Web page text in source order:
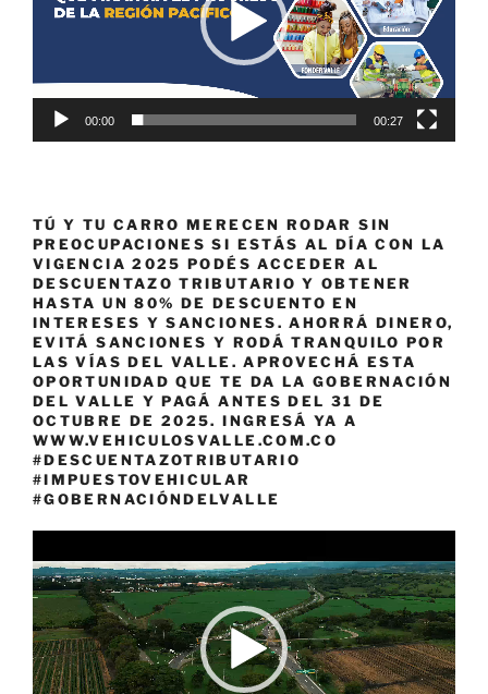
00:00 00:27
TÚ Y TU CARRO MERECEN RODAR SIN
PREOCUPACIONES SI ESTÁS AL DÍA CON LA
VIGENCIA 2025 PODÉS ACCEDER AL
DESCUENTAZO TRIBUTARIO Y OBTENER
HASTA UN 80% DE DESCUENTO EN
INTERESES Y SANCIONES. AHORRÁ DINERO,
EVITÁ SANCIONES Y RODÁ TRANQUILO POR
LAS VÍAS DEL VALLE. APROVECHÁ ESTA
OPORTUNIDAD QUE TE DA LA GOBERNACIÓN
DEL VALLE Y PAGÁ ANTES DEL 31 DE
OCTUBRE DE 2025. INGRESÁ YA A
WWW.VEHICULOSVALLE.COM.CO
#DESCUENTAZOTRIBUTARIO
#IMPUESTOVEHICULAR
#GOBERNACIÓNDELVALLE
de
vídeo